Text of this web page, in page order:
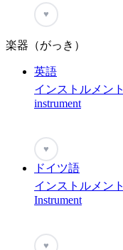
♥
楽器（がっき）
英語
インストルメント
instrument
♥
ドイツ語
インストルメント
Instrument
♥